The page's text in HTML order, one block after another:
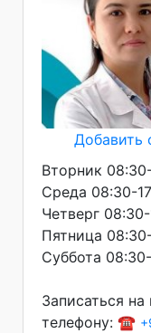
Добавить
Вторник
Среда 08:30-
Четверг 08:30-
Пятница
Суббота
Записаться
телефону: ☎️